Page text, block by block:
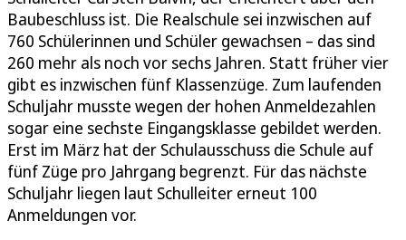
Baubeschluss ist. Die Realschule sei inzwischen auf
760 Schülerinnen und Schüler gewachsen – das sind
260 mehr als noch vor sechs Jahren. Statt früher vier
gibt es inzwischen fünf Klassenzüge. Zum laufenden
Schuljahr musste wegen der hohen Anmeldezahlen
sogar eine sechste Eingangsklasse gebildet werden.
Erst im März hat der Schulausschuss die Schule auf
fünf Züge pro Jahrgang begrenzt. Für das nächste
Schuljahr liegen laut Schulleiter erneut 100
Anmeldungen vor.